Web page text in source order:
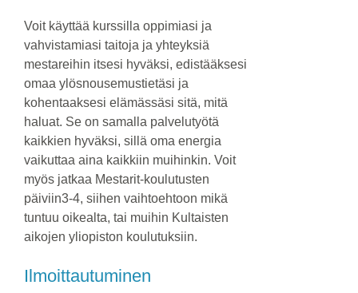
Voit käyttää kurssilla oppimiasi ja
vahvistamiasi taitoja ja yhteyksiä
mestareihin itsesi hyväksi, edistääksesi
omaa ylösnousemustietäsi ja
kohentaaksesi elämässäsi sitä, mitä
haluat. Se on samalla palvelutyötä
kaikkien hyväksi, sillä oma energia
vaikuttaa aina kaikkiin muihinkin. Voit
myös jatkaa Mestarit-koulutusten
päiviin3-4, siihen vaihtoehtoon mikä
tuntuu oikealta, tai muihin Kultaisten
aikojen yliopiston koulutuksiin.
Ilmoittautuminen